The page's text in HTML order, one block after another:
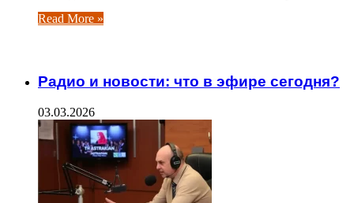
Read More »
Радио и новости: что в эфире сегодня?
03.03.2026